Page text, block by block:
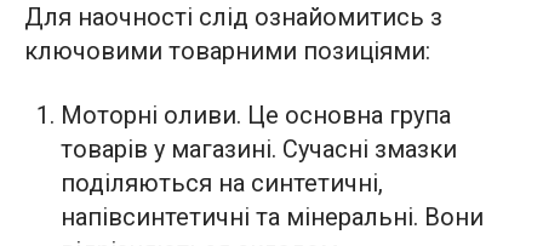
Для наочності слід ознайомитись з
ключовими товарними позиціями:
Моторні оливи. Це основна група
товарів у магазині. Сучасні змазки
поділяються на синтетичні,
напівсинтетичні та мінеральні. Вони